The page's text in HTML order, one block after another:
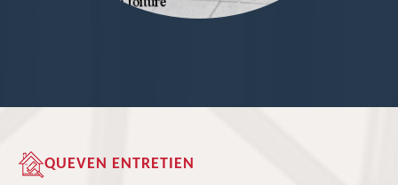
QUEVEN ENTRETIEN